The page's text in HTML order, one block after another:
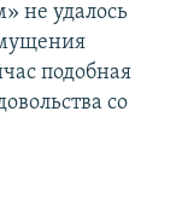
не удалось
подобная
со